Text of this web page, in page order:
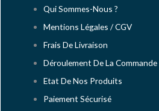
Qui Sommes-Nous ?
Mentions Légales / CGV
Frais De Livraison
Déroulement De La Commande
Etat De Nos Produits
Paiement Sécurisé